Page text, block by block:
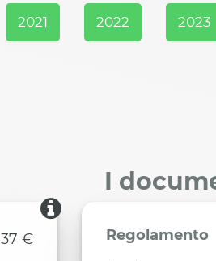
2021 2022 2023
€
I
Regolamento